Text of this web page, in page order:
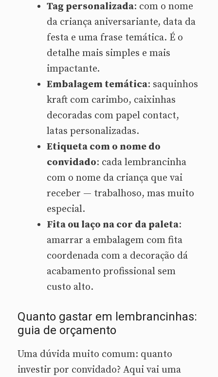
Tag personalizada: com o nome
da criança aniversariante, data da
festa e uma frase temática. É o
detalhe mais simples e mais
impactante.
Embalagem temática: saquinhos
kraft com carimbo, caixinhas
decoradas com papel contact,
latas personalizadas.
Etiqueta com o nome do
convidado: cada lembrancinha
com o nome da criança que vai
receber — trabalhoso, mas muito
especial.
Fita ou laço na cor da paleta:
amarrar a embalagem com fita
coordenada com a decoração dá
acabamento profissional sem
custo alto.
Quanto gastar em lembrancinhas:
guia de orçamento
Uma dúvida muito comum: quanto
investir por convidado? Aqui vai uma